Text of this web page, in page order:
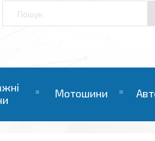
Мотошини